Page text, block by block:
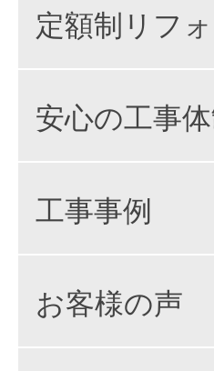
定額制リフ
安心の工事
工事事例
お客様の声